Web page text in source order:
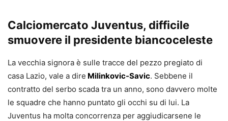
Calciomercato Juventus, difficile
smuovere il presidente biancoceleste
La vecchia signora è sulle tracce del pezzo pregiato di
casa Lazio, vale a dire Milinkovic-Savic. Sebbene il
contratto del serbo scada tra un anno, sono davvero molte
le squadre che hanno puntato gli occhi su di lui. La
Juventus ha molta concorrenza per aggiudicarsene le